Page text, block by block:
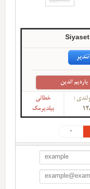
ائندیر
یاردیم ائدین
:
خطانی
بیلدیرمک
0